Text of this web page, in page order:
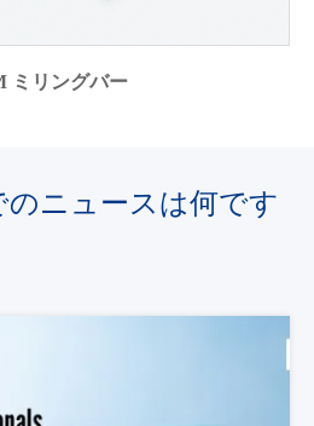
ミリングバー
のニュースは何です